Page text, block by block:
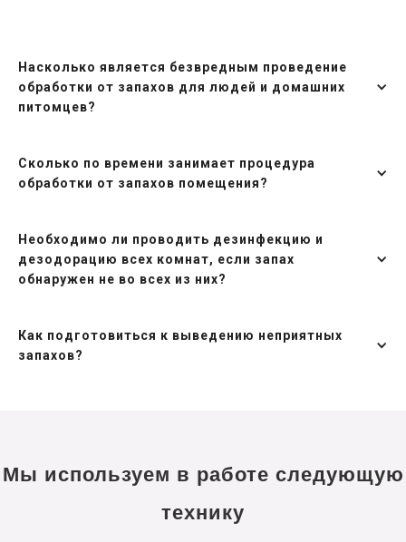
Насколько является безвредным проведение
обработки от запахов для людей и домашних
питомцев?
Сколько по времени занимает процедура
обработки от запахов помещения?
Необходимо ли проводить дезинфекцию и
дезодорацию всех комнат, если запах
обнаружен не во всех из них?
Как подготовиться к выведению неприятных
запахов?
Мы используем в работе следующую
технику